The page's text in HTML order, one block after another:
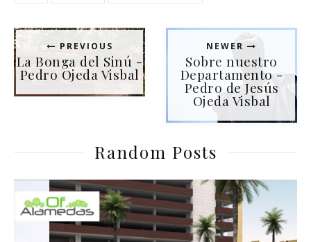
PREVIOUS
La Bonga del Sinú -
Pedro Ojeda Visbal
NEWER
Sobre nuestro
Departamento -
Pedro de Jesús
Ojeda Visbal
Random Posts